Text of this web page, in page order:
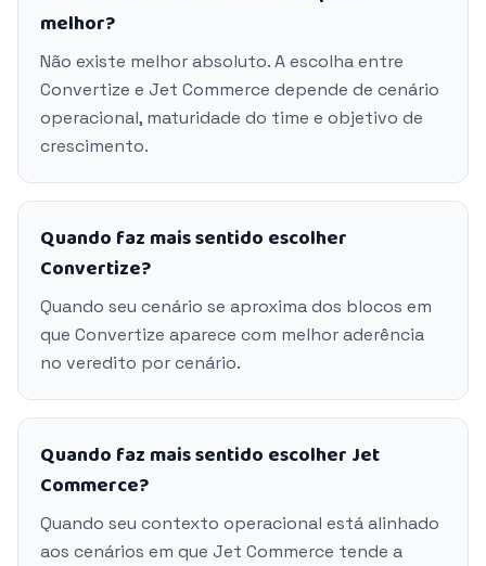
melhor?
Não existe melhor absoluto. A escolha entre
Convertize e Jet Commerce depende de cenário
operacional, maturidade do time e objetivo de
crescimento.
Quando faz mais sentido escolher
Convertize?
Quando seu cenário se aproxima dos blocos em
que Convertize aparece com melhor aderência
no veredito por cenário.
Quando faz mais sentido escolher Jet
Commerce?
Quando seu contexto operacional está alinhado
aos cenários em que Jet Commerce tende a